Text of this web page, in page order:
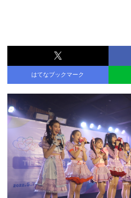
はてなブックマーク